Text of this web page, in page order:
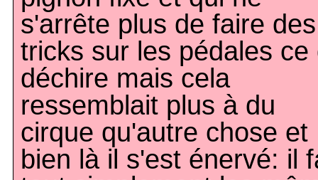
s'arrête plus de faire des
tricks sur les pédales ce
déchire mais cela
ressemblait plus à du
cirque qu'autre chose et
bien là il s'est énervé: il